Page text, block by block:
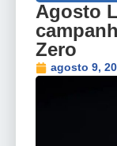
Agosto
Zero
agosto 9,